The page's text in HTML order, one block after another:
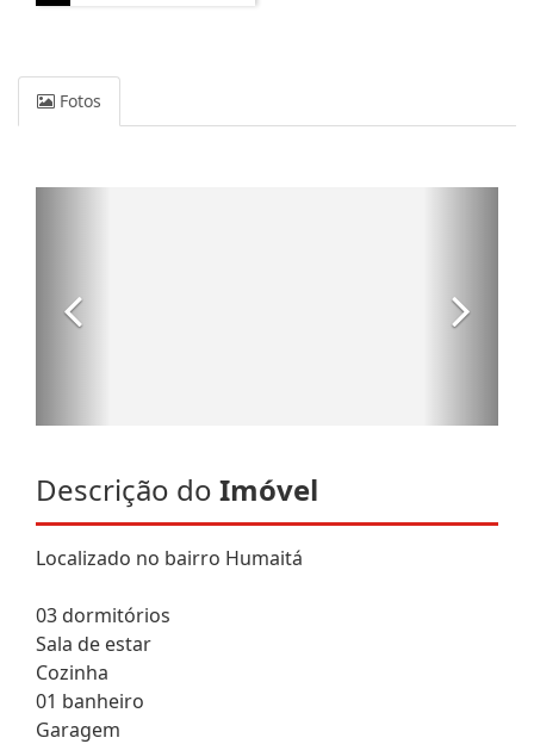
Fotos
Descrição do Imóvel
Localizado no bairro Humaitá
03 dormitórios
Sala de estar
Cozinha
01 banheiro
Garagem